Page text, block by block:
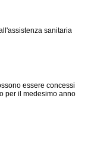
sanitaria
essere concessi
per il medesimo anno